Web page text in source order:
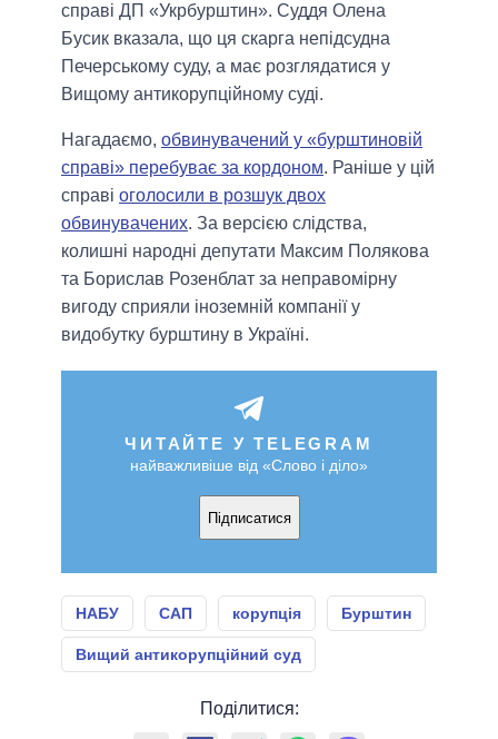
справі ДП «Укрбурштин». Суддя Олена
Бусик вказала, що ця скарга непідсудна
Печерському суду, а має розглядатися у
Вищому антикорупційному суді.
Нагадаємо, обвинувачений у «бурштиновій
справі» перебуває за кордоном. Раніше у цій
справі оголосили в розшук двох
обвинувачених. За версією слідства,
колишні народні депутати Максим Полякова
та Борислав Розенблат за неправомірну
вигоду сприяли іноземній компанії у
видобутку бурштину в Україні.
ЧИТАЙТЕ У TELEGRAM
найважливіше від «Слово і діло»
Підписатися
НАБУ САП корупція Бурштин
Вищий антикорупційний суд
Поділитися: